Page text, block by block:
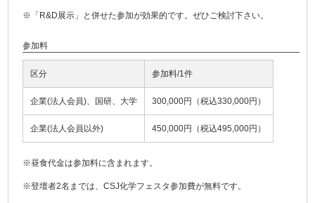
※「R&D展示」と併せた参加が効果的です。ぜひご検討下さい。
参加料
区分 参加料/1件
企業(法人会員)、国研、大学 300,000円（税込330,000円）
企業(法人会員以外) 450,000円（税込495,000円）
※昼食代金は参加料に含まれます。
※登壇者2名までは、CSJ化学フェスタ参加費が無料です。